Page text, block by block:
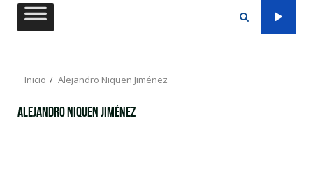
Saltar
Inicio Alejandro Niquen Jiménez
Alejandro Niquen Jiménez